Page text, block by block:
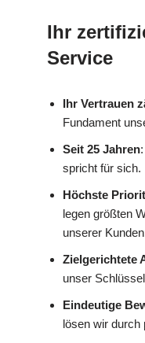
Ihr
Service
Ihr Vertrauen
Fundament
Seit 25 Jahren
spricht für sich.
Höchste
legen größten
unserer
Zielgerichtete
unser
Eindeutige
lösen wir durch